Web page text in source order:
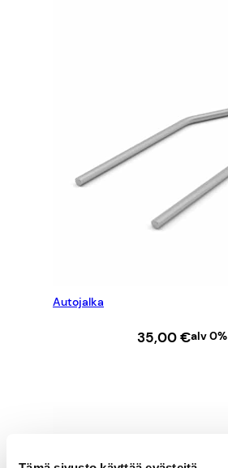
Autojalka
35,00€alv 0%